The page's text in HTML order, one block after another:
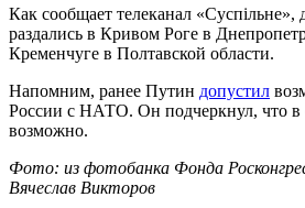
Как сообщает телеканал
раздались в Кривом Роге в
Кременчуге в Полтавской области.
Напомним, ранее Путин допустил
России с НАТО. Он подчеркнул, что в
возможно.
Фото: из фотобанка Фонда
Вячеслав Викторов